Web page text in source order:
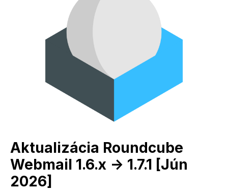
Aktualizácia Roundcube
Webmail 1.6.x -> 1.7.1 [Jún
2026]